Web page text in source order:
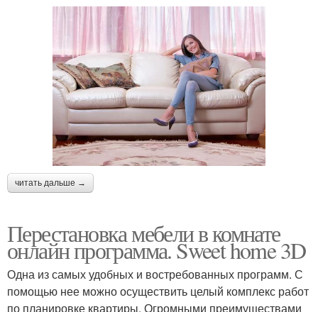
читать дальше →
Перестановка мебели в комнате
онлайн программа. Sweet home 3D
Одна из самых удобных и востребованных программ. С
помощью нее можно осуществить целый комплекс работ
по планировке квартиры. Огромными преимуществами